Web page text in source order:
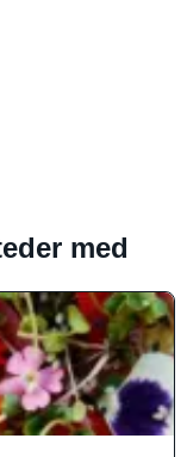
med